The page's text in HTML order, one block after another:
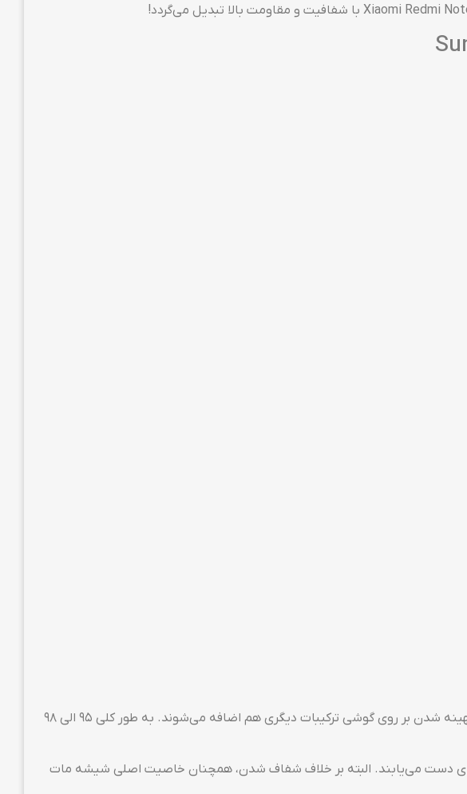
گلس گیمینگ از جنس همان شیشه‌ای‌ست که برای ساخت آسانسورهای شیشه‌ای استفاده می‌شود. اما برای بهینه شدن بر روی گوشی ترکیبات دیگری هم اضافه می‌شوند. به طور کلی ۹۵ الی ۹۸
دست می‌یابند. البته بر خلاف شفاف شدن، همچنان خاصیت اصلی شیشه مات